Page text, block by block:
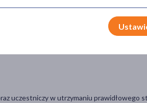
1 mg
uczestniczy w utrzymaniu prawidłowego